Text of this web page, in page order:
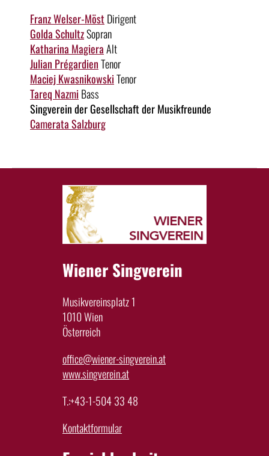
Franz Welser-Möst Dirigent
Golda SchultzSopran
Katharina MagieraAlt
Julian PrégardienTenor
Maciej KwasnikowskiTenor
Tareq Nazmi Bass
Singverein der Gesellschaft der Musikfreunde
Camerata Salzburg
Wiener Singverein
Musikvereinsplatz 1
1010 Wien
Österreich
office@wiener-singverein.at
www.singverein.at
T.:+43-1-504 33 48
Kontaktformular